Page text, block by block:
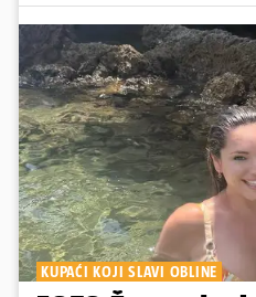
KUPAĆI KOJI SLAVI OBLINE